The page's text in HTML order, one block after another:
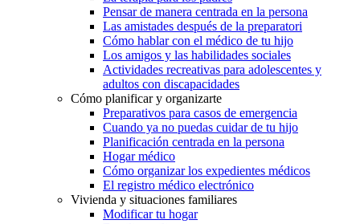
Pensar de manera centrada en la persona
Las amistades después de la preparatori
Cómo hablar con el médico de tu hijo
Los amigos y las habilidades sociales
Actividades recreativas para adolescentes y
adultos con discapacidades
Cómo planificar y organizarte
Preparativos para casos de emergencia
Cuando ya no puedas cuidar de tu hijo
Planificación centrada en la persona
Hogar médico
Cómo organizar los expedientes médicos
El registro médico electrónico
Vivienda y situaciones familiares
Modificar tu hogar